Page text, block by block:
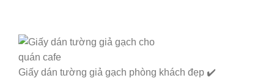
Giấy dán tường giả gạch phòng khách đẹp ✔️